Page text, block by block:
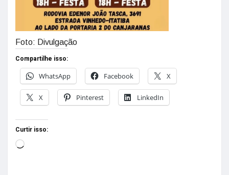
Foto: Divulgação
Compartilhe isso:
WhatsApp
Facebook X
X Pinterest LinkedIn
Curtir isso: